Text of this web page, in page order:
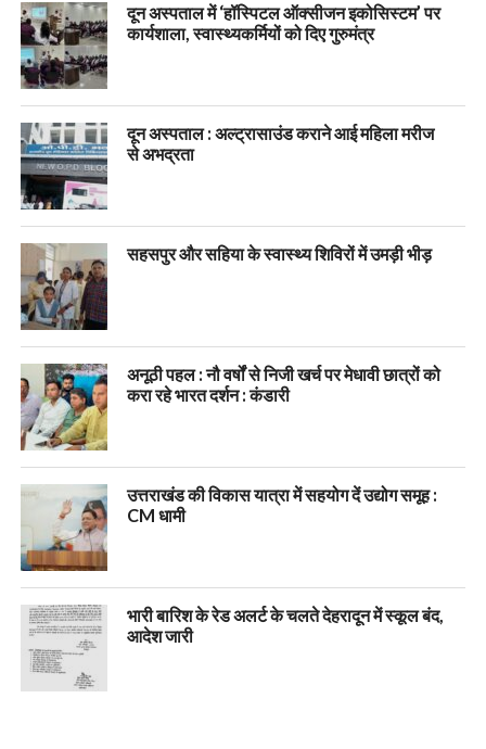
दून अस्पताल में ‘हॉस्पिटल ऑक्सीजन इकोसिस्टम’ पर
कार्यशाला, स्वास्थ्यकर्मियों को दिए गुरुमंत्र
दून अस्पताल : अल्ट्रासाउंड कराने आई महिला मरीज
से अभद्रता
सहसपुर और सहिया के स्वास्थ्य शिविरों में उमड़ी भीड़
अनूठी पहल : नौ वर्षों से निजी खर्च पर मेधावी छात्रों को
करा रहे भारत दर्शन : कंडारी
उत्तराखंड की विकास यात्रा में सहयोग दें उद्योग समूह :
CM धामी
भारी बारिश के रेड अलर्ट के चलते देहरादून में स्कूल बंद,
आदेश जारी